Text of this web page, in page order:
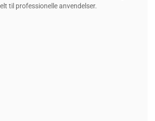
til professionelle anvendelser.